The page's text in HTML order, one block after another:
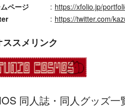
ページ
: https://xfolio.jp/
: https://twitter.com/
ススメリンク
同人誌・同人グッズ一